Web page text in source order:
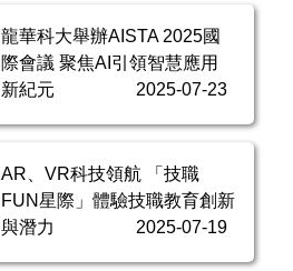
龍華科大舉辦AISTA 2025國
際會議 聚焦AI引領智慧應用
新紀元
2025-07-23
AR、VR科技領航 「技職
FUN星際」體驗技職教育創新
與潛力
2025-07-19